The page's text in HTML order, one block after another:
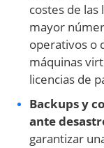
costes de
mayor
operativos o
máquinas
licencias de
Backups y
ante
garantizar